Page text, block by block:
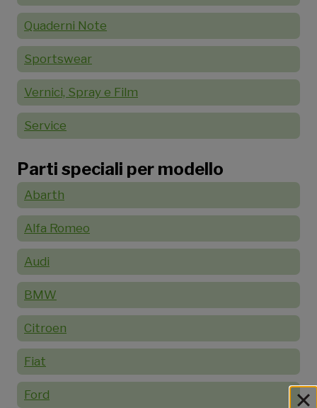
Quaderni Note
Sportswear
Vernici, Spray e Film
Service
Parti speciali per modello
Abarth
Alfa Romeo
Audi
BMW
Citroen
Fiat
Ford